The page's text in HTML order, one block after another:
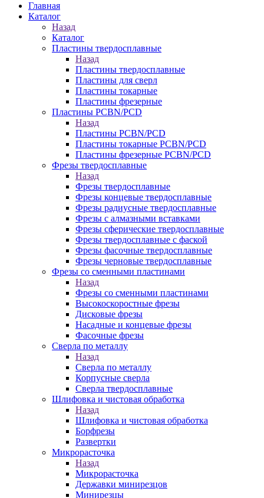
Главная
Каталог
Назад
Каталог
Пластины твердосплавные
Назад
Пластины твердосплавные
Пластины для сверл
Пластины токарные
Пластины фрезерные
Пластины PCBN/PCD
Назад
Пластины PCBN/PCD
Пластины токарные PCBN/PCD
Пластины фрезерные PCBN/PCD
Фрезы твердосплавные
Назад
Фрезы твердосплавные
Фрезы концевые твердосплавные
Фрезы радиусные твердосплавные
Фрезы с алмазными вставками
Фрезы сферические твердосплавные
Фрезы твердосплавные с фаской
Фрезы фасочные твердосплавные
Фрезы черновые твердосплавные
Фрезы со сменными пластинами
Назад
Фрезы со сменными пластинами
Высокоскоростные фрезы
Дисковые фрезы
Насадные и концевые фрезы
Фасочные фрезы
Сверла по металлу
Назад
Сверла по металлу
Корпусные сверла
Сверла твердосплавные
Шлифовка и чистовая обработка
Назад
Шлифовка и чистовая обработка
Борфрезы
Развертки
Микрорасточка
Назад
Микрорасточка
Державки минирезцов
Минирезцы